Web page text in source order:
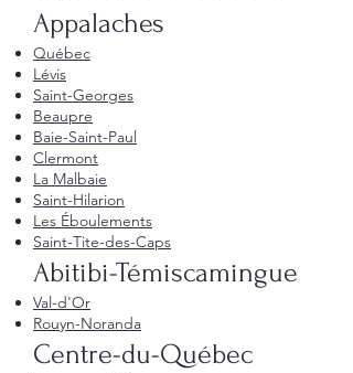
Appalaches
Québec
Lévis
Saint-Georges
Beaupre
Baie-Saint-Paul
Clermont
La Malbaie
Saint-Hilarion
Les Éboulements
Saint-Tite-des-Caps
Abitibi-Témiscamingue
Val-d'Or
Rouyn-Noranda
Centre-du-Québec